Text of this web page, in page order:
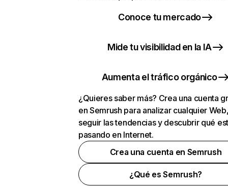
Conoce tu mercado
Mide tu visibilidad en la IA
Aumenta el tráfico orgánico
¿Quieres saber más? Crea una cuenta
en Semrush para analizar cualquier
seguir las tendencias y descubrir qué
pasando en Internet.
Crea una cuenta en Semrush
¿Qué es Semrush?